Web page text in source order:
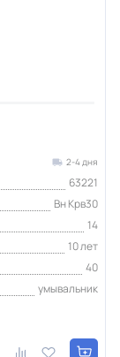
2-4 дня
63221
Вн Крв30
14
10 лет
40
умывальник